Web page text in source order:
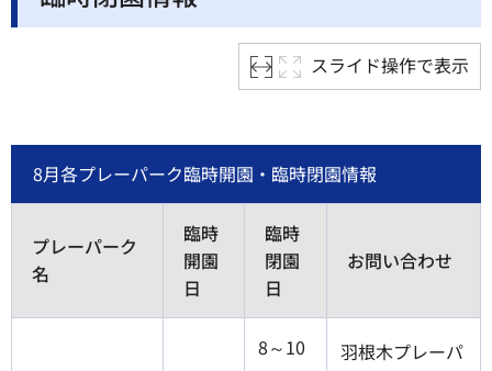
スライド操作で表示
8月各プレーパーク臨時開園・臨時閉園情報
プレーパーク
名
臨時
開園
日
臨時
閉園
日
お問い合わせ
8～10
羽根木プレーパ